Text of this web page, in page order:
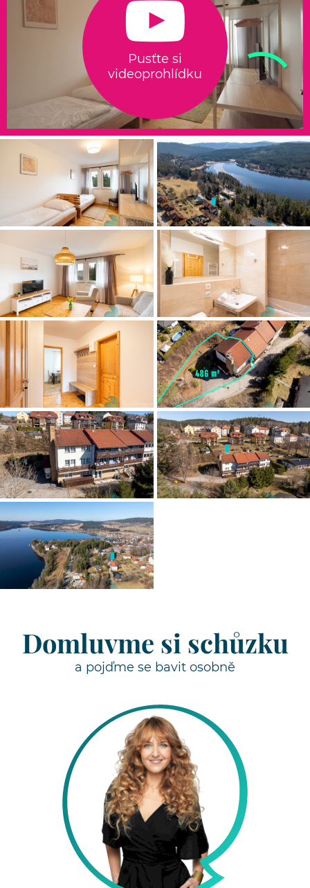
Pusťte si
videoprohlídku
Domluvme si schůzku
a pojďme se bavit osobně